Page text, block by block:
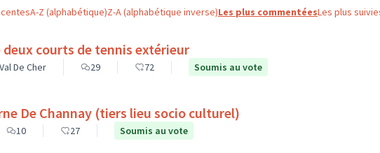
A-Z (alphabétique)Z-A (alphabétique inverse)Les plus commentéesLes plus
deux courts de tennis extérieur
De Cher 29 72 Soumis au vote
De Channay (tiers lieu socio culturel)
10 27 Soumis au vote